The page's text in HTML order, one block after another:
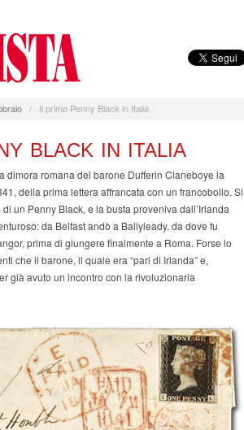
/ Il primo Penny Black in Italia
BLACK IN ITALIA
dimora romana del barone Dufferin Claneboye la
della prima lettera affrancata con un francobollo. Si
un Penny Black, e la busta proveniva dall’Irlanda
da Belfast andò a Ballyleady, da dove fu
prima di giungere finalmente a Roma. Forse lo
che il barone, il quale era “pari di Irlanda” e,
già avuto un incontro con la rivoluzionaria